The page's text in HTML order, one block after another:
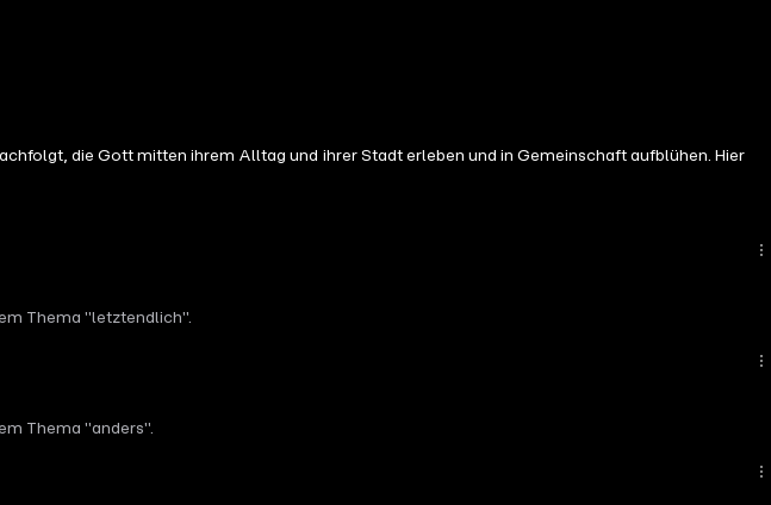
die Gott mitten ihrem Alltag und ihrer Stadt erleben und in Gemeinschaft aufblühen. Hier
Thema "letztendlich".
Thema "anders".